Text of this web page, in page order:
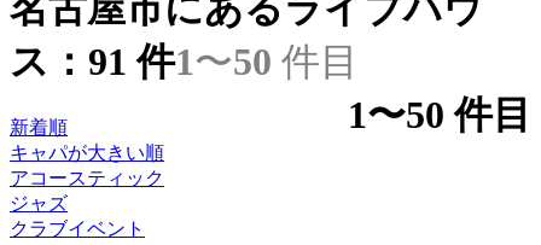
ス： 91 件1〜50 件目
1〜50 件目
新着順
キャパが大きい順
アコースティック
ジャズ
クラブイベント